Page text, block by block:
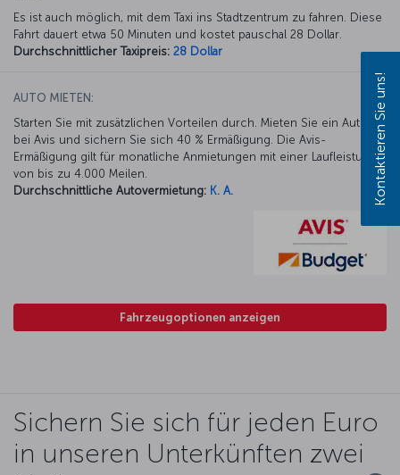
Es ist auch möglich, mit dem Taxi ins Stadtzentrum zu fahren. Diese
Fahrt dauert etwa 50 Minuten und kostet pauschal 28 Dollar.
Durchschnittlicher Taxipreis: 28 Dollar
AUTO MIETEN:
Starten Sie mit zusätzlichen Vorteilen durch. Mieten Sie ein Auto
bei Avis und sichern Sie sich 40 % Ermäßigung. Die Avis-
Ermäßigung gilt für monatliche Anmietungen mit einer Laufleistung
von bis zu 4.000 Meilen.
Durchschnittliche Autovermietung: K. A.
Fahrzeugoptionen anzeigen
Sichern Sie sich für jeden Euro
in unseren Unterkünften zwei
Kontaktieren Sie uns!